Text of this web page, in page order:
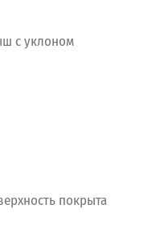
с уклоном
покрыта